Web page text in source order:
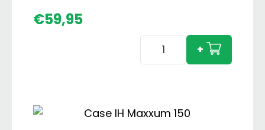
€59,95
Amazone
S300
Farmer
2
+